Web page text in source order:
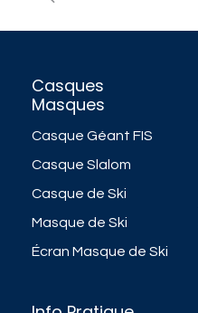
Casques
Masques
Casque Géant FIS
Casque Slalom
Casque de Ski
Masque de Ski
Écran Masque de Ski